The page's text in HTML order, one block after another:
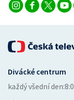
Veslování
Vodní slalom
Volejbal
Divácké centrum
každý všední den: